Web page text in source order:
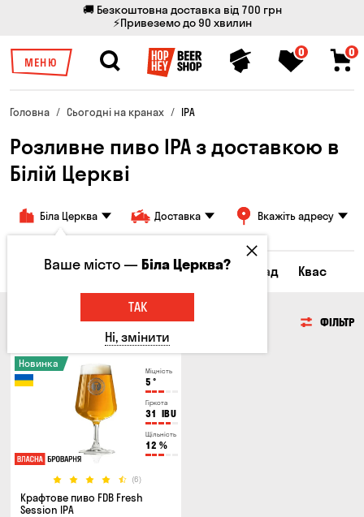
🚚 Безкоштовна доставка від 700 грн
⚡Привеземо до 90 хвилин
МЕНЮ
0 0
Головна Сьогодні на кранах IPA
Розливне пиво IPA з доставкою в
Білій Церкві
Біла Церква Доставка Вкажіть адресу
Всі товари Пиво Сидр Лимонад Квас
ФІЛЬТР
Міцність
5 °
Гіркота
31 IBU
Щільність
12 %
(6)
Новинка
Крафтове пиво FDB Fresh
Session IPA
Ваше місто —Біла Церква?
ТАК
Ні, змінити